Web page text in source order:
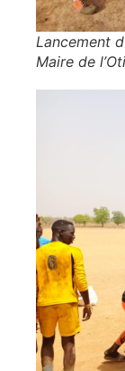
Lancement
Maire de